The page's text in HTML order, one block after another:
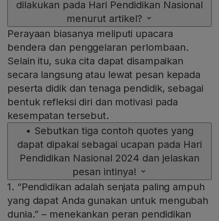
dilakukan pada Hari Pendidikan Nasional
menurut artikel?
Perayaan biasanya meliputi upacara
bendera dan penggelaran perlombaan.
Selain itu, suka cita dapat disampaikan
secara langsung atau lewat pesan kepada
peserta didik dan tenaga pendidik, sebagai
bentuk refleksi diri dan motivasi pada
kesempatan tersebut.
• Sebutkan tiga contoh quotes yang
dapat dipakai sebagai ucapan pada Hari
Pendidikan Nasional 2024 dan jelaskan
pesan intinya!
1. “Pendidikan adalah senjata paling ampuh
yang dapat Anda gunakan untuk mengubah
dunia.” – menekankan peran pendidikan